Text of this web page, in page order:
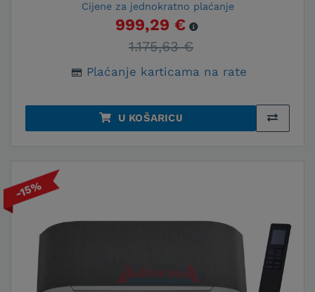
Cijene za jednokratno plaćanje
999,29 €
1.175,63 €
Plaćanje karticama na rate
U KOŠARICU
-15%